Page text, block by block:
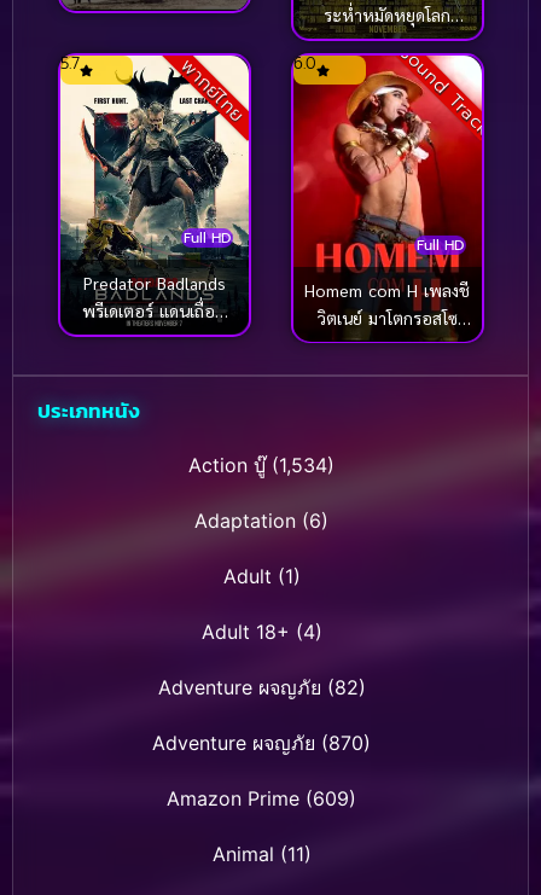
วีรบุรุษ
ระห่ำหมัดหยุดโลก
(2016)
พากย์ไทย
Full HD
5.7
Predator Badlands
พรีเดเตอร์ แดนเถื่อน
(2025)
Sound Track
Full HD
6.0
Homem com H เพลงชี
วิตเนย์ มาโตกรอสโซ
(2025)
ประเภทหนัง
Action บู๊(1,534)
Adaptation (6)
Adult (1)
Adult 18+ (4)
Adventure ผจญภัย (82)
Adventure ผจญภัย (870)
Amazon Prime (609)
Animal (11)